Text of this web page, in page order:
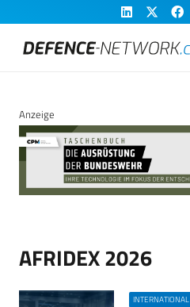
Anzeige
AFRIDEX 2026
INTERNATIONAL